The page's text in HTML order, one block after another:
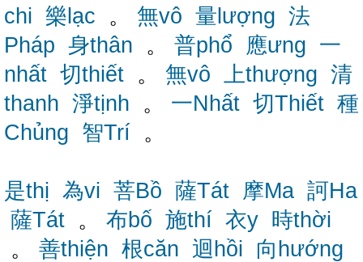
chi 樂lạc 。 無vô 量lượng 法
Pháp 身thân 。 普phổ 應ưng 一
nhất 切thiết 。 無vô 上thượng 清
thanh 淨tịnh 。 一Nhất 切Thiết 種
Chủng 智Trí 。
是thị 為vi 菩Bồ 薩Tát 摩Ma 訶Ha
薩Tát 。 布bố 施thí 衣y 時thời
。 善thiện 根căn 迴hồi
向hướng